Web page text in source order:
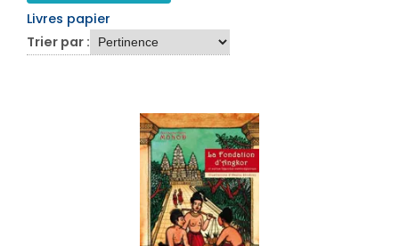
Livres papier
Trier par :